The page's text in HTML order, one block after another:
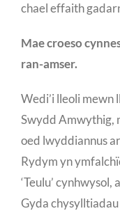
chael effaith
Mae croeso
ran-amser.
Wedi’i lleoli mewn
Swydd Amwythig,
oed lwyddiannus
Rydym yn
‘Teulu’
Gyda